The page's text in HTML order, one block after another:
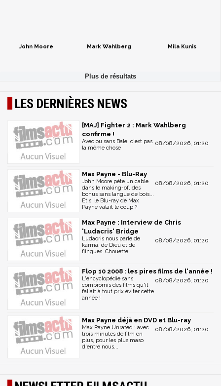
John Moore Mark Wahlberg Mila Kunis
LES DERNIÈRES NEWS
[MAJ] Fighter 2 : Mark Wahlberg
confirme !
08/08/2026, 01:20
Avec ou sans Bale, c'est pas
la même chose
Max Payne - Blu-Ray
08/08/2026, 01:20
John Moore pète un cable
dans le making-of, des
bonus sans langue de bois...
Et si le Blu-ray de Max
Payne valait le coup ?
Max Payne : Interview de Chris
'Ludacris' Bridge
08/08/2026, 01:20
Ludacris nous parle de
karma, de Dieu et de
flingues. Chouette.
Flop 10 2008 : les pires films de l'année !
08/08/2026, 01:20
L'encyclopédie sans
compromis des films qu'il
fallait à tout prix éviter cette
année !
Max Payne déjà en DVD et Blu-ray
08/08/2026, 01:20
Max Payne Unrated : avec
trois minutes de film en
plus, pour les plus maso
d'entre nous...